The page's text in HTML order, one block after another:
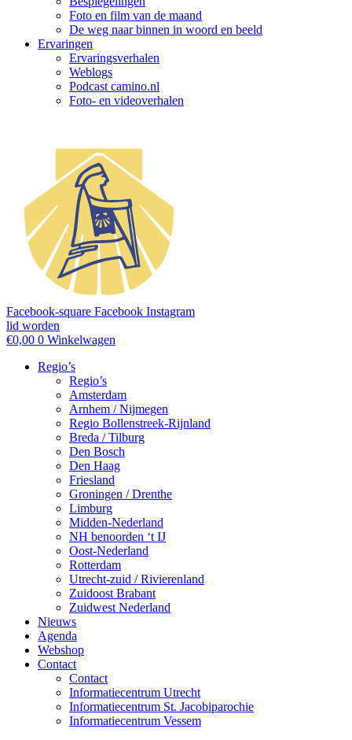
Foto en film van de maand
De weg naar binnen in woord en beeld
Ervaringen
Ervaringsverhalen
Weblogs
Podcast camino.nl
Foto- en videoverhalen
Facebook-square Facebook Instagram
lid worden
€0,00 0 Winkelwagen
Regio’s
Regio’s
Amsterdam
Arnhem / Nijmegen
Regio Bollenstreek-Rijnland
Breda / Tilburg
Den Bosch
Den Haag
Friesland
Groningen / Drenthe
Limburg
Midden-Nederland
NH benoorden ‘t IJ
Oost-Nederland
Rotterdam
Utrecht-zuid / Rivierenland
Zuidoost Brabant
Zuidwest Nederland
Nieuws
Agenda
Webshop
Contact
Contact
Informatiecentrum Utrecht
Informatiecentrum St. Jacobiparochie
Informatiecentrum Vessem